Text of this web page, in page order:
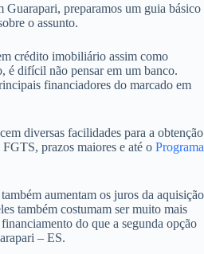
Guarapari, preparamos um guia básico
o assunto.
crédito imobiliário assim como
é difícil não pensar em um banco.
financiadores do marcado em
diversas facilidades para a obtenção
prazos maiores e até o Programa
aumentam os juros da aquisição
também costumam ser muito mais
do que a segunda opção
– ES.